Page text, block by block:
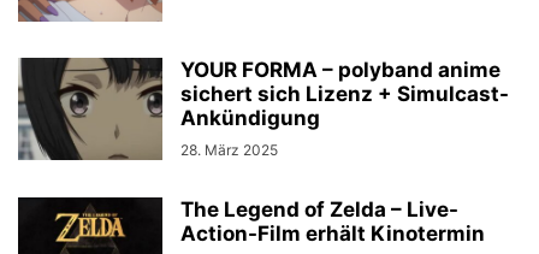
YOUR FORMA – polyband anime
sichert sich Lizenz + Simulcast-
Ankündigung
28. März 2025
The Legend of Zelda – Live-
Action-Film erhält Kinotermin